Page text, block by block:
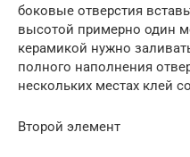
боковые отверстия
высотой примерно один
керамикой нужно
полного наполнения
нескольких местах клей
Второй элемент